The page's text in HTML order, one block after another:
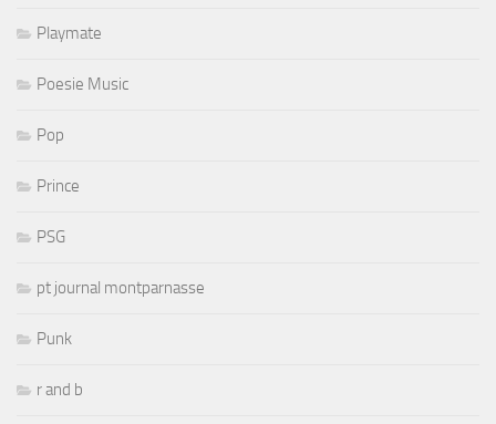
Playmate
Poesie Music
Pop
Prince
PSG
pt journal montparnasse
Punk
r and b